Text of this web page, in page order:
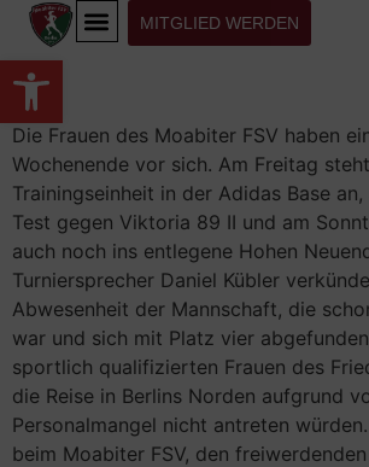
Werkzeugleiste öffnen
MITGLIED WERDEN
Die Frauen des Moabiter FSV haben
Wochenende vor sich. Am Freitag
Trainingseinheit in der Adidas Base
Test gegen Viktoria 89 II und am
auch noch ins entlegene Hohen
Turniersprecher Daniel Kübler
Abwesenheit der Mannschaft, die
war und sich mit Platz vier
sportlich qualifizierten Frauen des
die Reise in Berlins Norden aufgrund
Personalmangel nicht antreten
beim Moabiter FSV, den